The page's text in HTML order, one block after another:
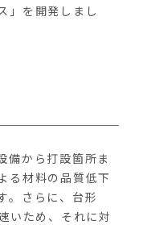
」を開発しまし
備から打設箇所ま
る材料の品質低下
。さらに、台形
いため、それに対